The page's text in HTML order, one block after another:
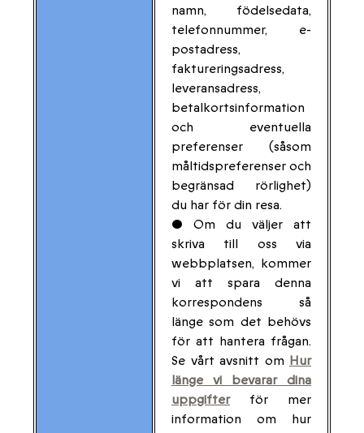
namn, födelsedata,
telefonnummer, e-
postadress,
faktureringsadress,
leveransadress,
betalkortsinformation
och eventuella
preferenser (såsom
måltidspreferenser och
begränsad rörlighet)
du har för din resa.
• Om du väljer att
skriva till oss via
webbplatsen, kommer
vi att spara denna
korrespondens så
länge som det behövs
för att hantera frågan.
Se vårt avsnitt om Hur
länge vi bevarar dina
uppgifterför mer
information om hur